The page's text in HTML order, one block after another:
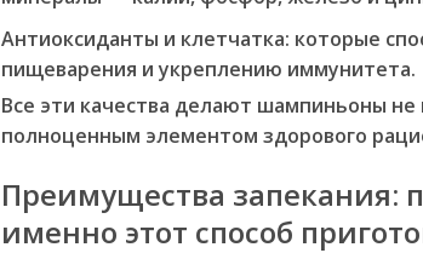
Антиоксиданты и клетчатка: которые
пищеварения и укреплению иммунитета.
Все эти качества делают шампиньоны
полноценным элементом здорового
Преимущества запекания:
именно этот способ